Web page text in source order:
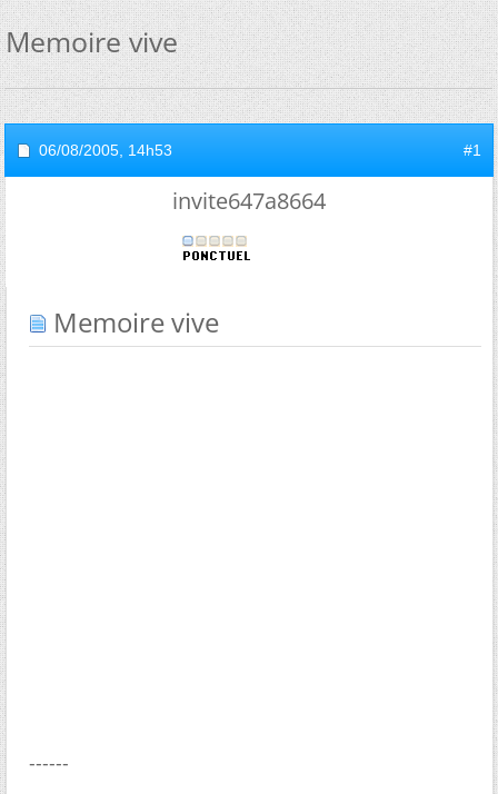
Memoire vive
06/08/2005, 14h53 #1
invite647a8664
Memoire vive
------